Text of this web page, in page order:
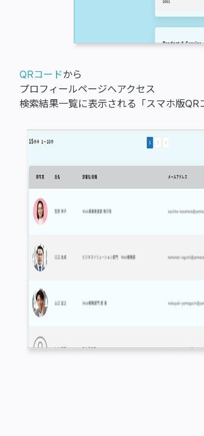
QRコードから
プロフィールページへアクセス
検索結果一覧に表示される「スマホ版QR